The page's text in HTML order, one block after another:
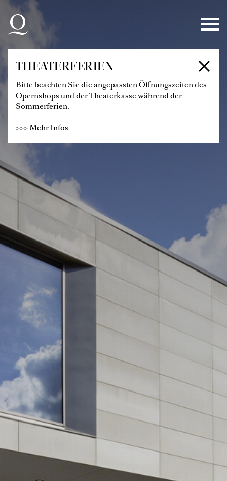
Zur Hauptnavigation springen
Zum Hauptinhalt springen
Zum Footer springen
THEATERFERIEN
Bitte beachten Sie die angepassten Öffnungszeiten des
Opernshops und der Theaterkasse während der
Sommerferien.
>>> Mehr Infos